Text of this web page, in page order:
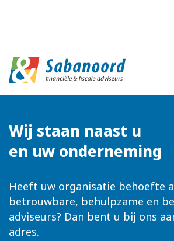
Wij staan naast u
en uw onderneming
Heeft uw organisatie behoefte
betrouwbare, behulpzame en
adviseurs? Dan bent u bij ons
adres.